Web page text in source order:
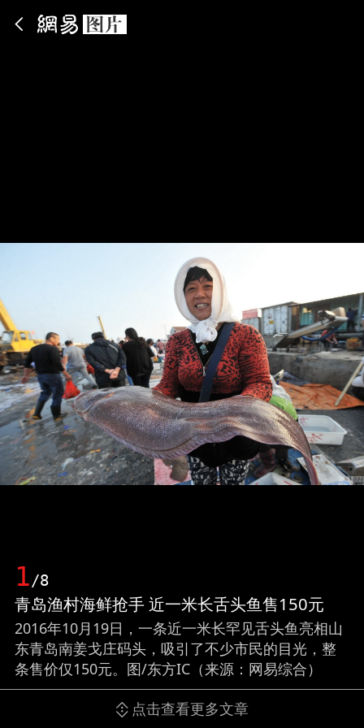
1/8
青岛渔村海鲜抢手 近一米长舌头鱼售150元
2016年10月19日，一条近一米长罕见舌头鱼亮相山
东青岛南姜戈庄码头，吸引了不少市民的目光，整
条售价仅150元。图/东方IC（来源：网易综合）
点击查看更多文章